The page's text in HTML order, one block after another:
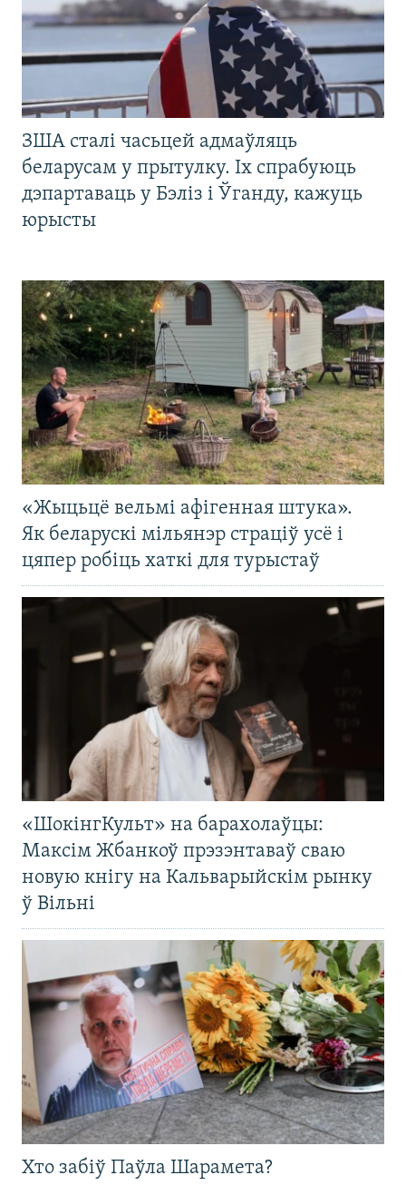
ЗША сталі часьцей адмаўляць
беларусам у прытулку. Іх спрабуюць
дэпартаваць у Бэліз і Ўганду, кажуць
юрысты
«Жыцьцё вельмі афігенная штука».
Як беларускі мільянэр страціў усё і
цяпер робіць хаткі для турыстаў
«ШокінгКульт» на барахолаўцы:
Максім Жбанкоў прэзэнтаваў сваю
новую кнігу на Кальварыйскім рынку
ў Вільні
Хто забіў Паўла Шарамета?